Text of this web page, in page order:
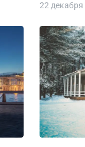
22 декабря